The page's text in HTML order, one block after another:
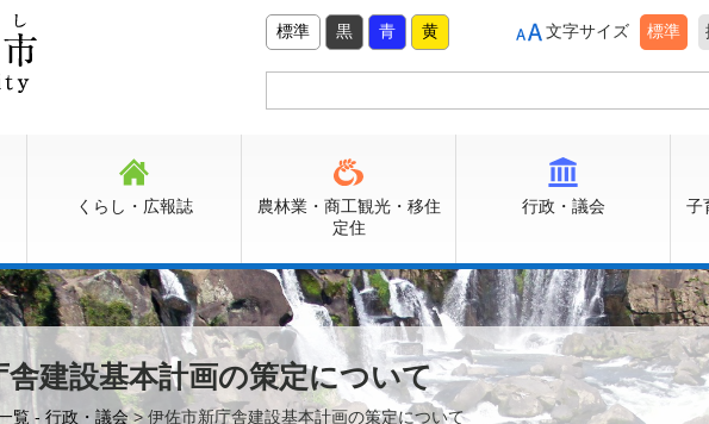
標準 黒 青 黄 文字サイズ 標準
くらし・広報誌
農林業・商工観光・移住
定住
行政・議会
子
舎建設基本計画の策定について
覧 - 行政・議会> 伊佐市新庁舎建設基本計画の策定について